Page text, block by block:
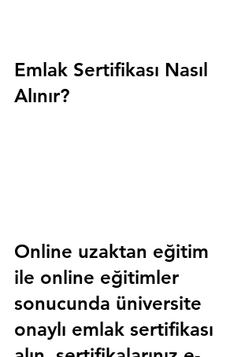
Emlak Sertifikası Nasıl
Alınır?
Online uzaktan eğitim
ile online eğitimler
sonucunda üniversite
onaylı emlak sertifikası